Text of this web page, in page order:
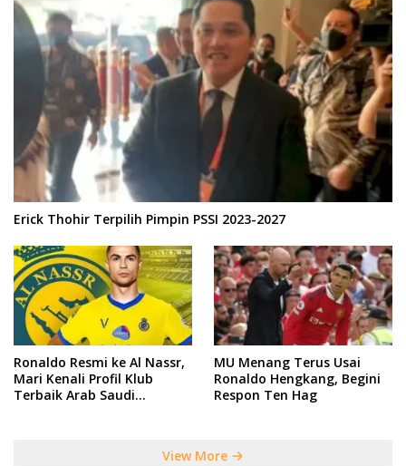
Erick Thohir Terpilih Pimpin PSSI 2023-2027
Ronaldo Resmi ke Al Nassr,
Mari Kenali Profil Klub
Terbaik Arab Saudi
MU Menang Terus Usai
Ronaldo Hengkang, Begini
Respon Ten Hag
View More